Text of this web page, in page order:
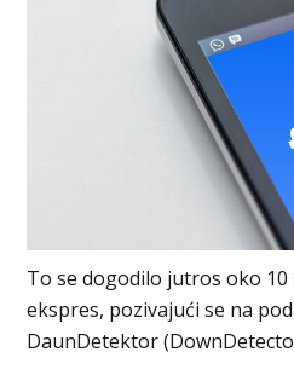
To se dogodilo jutros oko
ekspres, pozivajući se na
DaunDetektor